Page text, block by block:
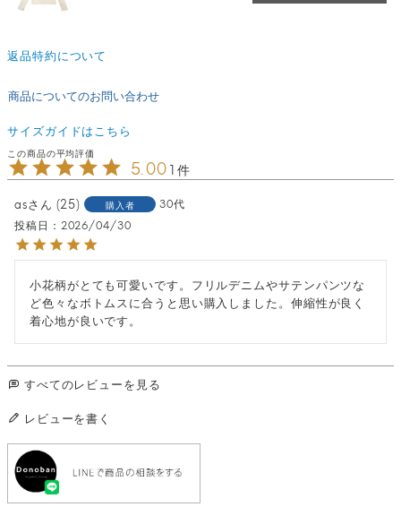
返品特約について
商品についてのお問い合わせ
サイズガイドはこちら
5.001
as 25 購入者
30代
投稿日
2026/04/30
小花柄がとても可愛いです。フリルデニムやサテンパンツな
ど色々なボトムスに合うと思い購入しました。伸縮性が良く
着心地が良いです。
すべてのレビューを見る
レビューを書く